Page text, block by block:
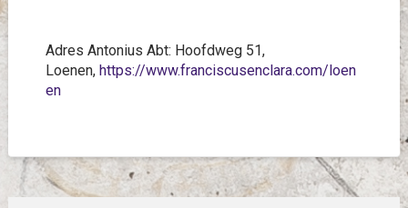
Adres Antonius Abt: Hoofdweg 51,
Loenen, https://www.franciscusenclara.com/loen
en